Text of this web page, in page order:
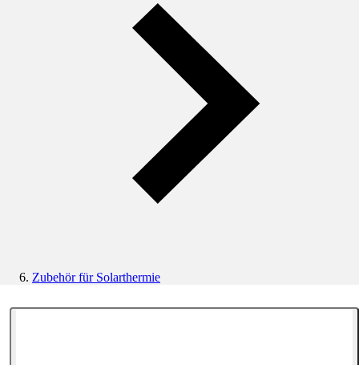
Zubehör für Solarthermie